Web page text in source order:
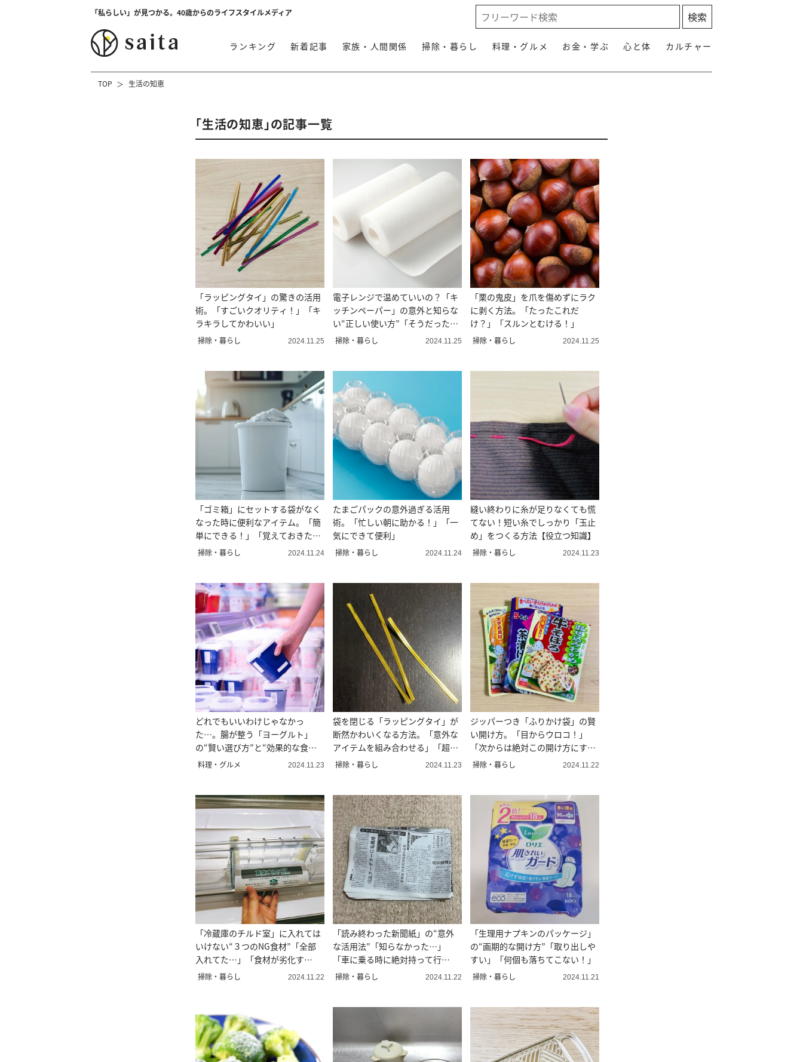
「私らしい」が見つかる。40歳からのライフスタイルメディア
ランキング 新着記事 家族・人間関係 掃除・暮らし 料理・グルメ お金・学ぶ 心と体 カルチャー
TOP 生活の知恵
「生活の知恵」の記事一覧
「ラッピングタイ」の驚きの活用
術。「すごいクオリティ！」「キ
ラキラしてかわいい」
掃除・暮らし 2024.11.25
電子レンジで温めていいの？「キ
ッチンペーパー」の意外と知らな
い“正しい使い方”「そうだったん
だ！」
掃除・暮らし 2024.11.25
「栗の鬼皮」を爪を傷めずにラク
に剥く方法。「たったこれだ
け？」「スルンとむける！」
掃除・暮らし 2024.11.25
「ゴミ箱」にセットする袋がなく
なった時に便利なアイテム。「簡
単にできる！」「覚えておきた
い」
掃除・暮らし 2024.11.24
たまごパックの意外過ぎる活用
術。「忙しい朝に助かる！」「一
気にできて便利」
掃除・暮らし 2024.11.24
縫い終わりに糸が足りなくても慌
てない！短い糸でしっかり「玉止
め」をつくる方法【役立つ知識】
掃除・暮らし 2024.11.23
どれでもいいわけじゃなかっ
た…。腸が整う「ヨーグルト」
の“賢い選び方”と“効果的な食べ
方”
料理・グルメ 2024.11.23
袋を閉じる「ラッピングタイ」が
断然かわいくなる方法。「意外な
アイテムを組み合わせる」「超簡
単！」
掃除・暮らし 2024.11.23
ジッパーつき「ふりかけ袋」の賢
い開け方。「目からウロコ！」
「次からは絶対この開け方にす
る！」
掃除・暮らし 2024.11.22
「冷蔵庫のチルド室」に入れては
いけない“３つのNG食材”「全部
入れてた…」「食材が劣化す
る！」
掃除・暮らし 2024.11.22
「読み終わった新聞紙」の“意外
な活用法”「知らなかった…」
「車に乗る時に絶対持って行
く！」
掃除・暮らし 2024.11.22
「生理用ナプキンのパッケージ」
の“画期的な開け方”「取り出しや
すい」「何個も落ちてこない！」
掃除・暮らし 2024.11.21